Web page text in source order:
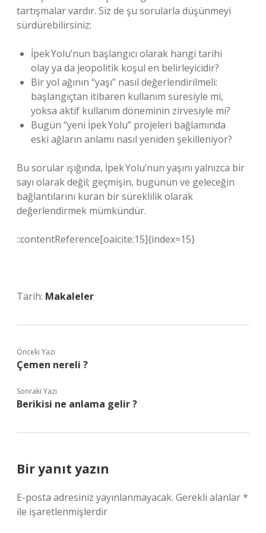
tartışmalar vardır. Siz de şu sorularla düşünmeyi
sürdürebilirsiniz:
İpek Yolu’nun başlangıcı olarak hangi tarihi
olay ya da jeopolitik koşul en belirleyicidir?
Bir yol ağının “yaşı” nasıl değerlendirilmeli:
başlangıçtan itibaren kullanım süresiyle mi,
yoksa aktif kullanım döneminin zirvesiyle mi?
Bugün “yeni İpek Yolu” projeleri bağlamında
eski ağların anlamı nasıl yeniden şekilleniyor?
Bu sorular ışığında, İpek Yolu’nun yaşını yalnızca bir
sayı olarak değil; geçmişin, bugünün ve geleceğin
bağlantılarını kuran bir süreklilik olarak
değerlendirmek mümkündür.
::contentReference[oaicite:15]{index=15}
Tarih: Makaleler
Önceki Yazı
Çemen nereli ?
Sonraki Yazı
Berikisi ne anlama gelir ?
Bir yanıt yazın
E-posta adresiniz yayınlanmayacak. Gerekli alanlar*
ile işaretlenmişlerdir